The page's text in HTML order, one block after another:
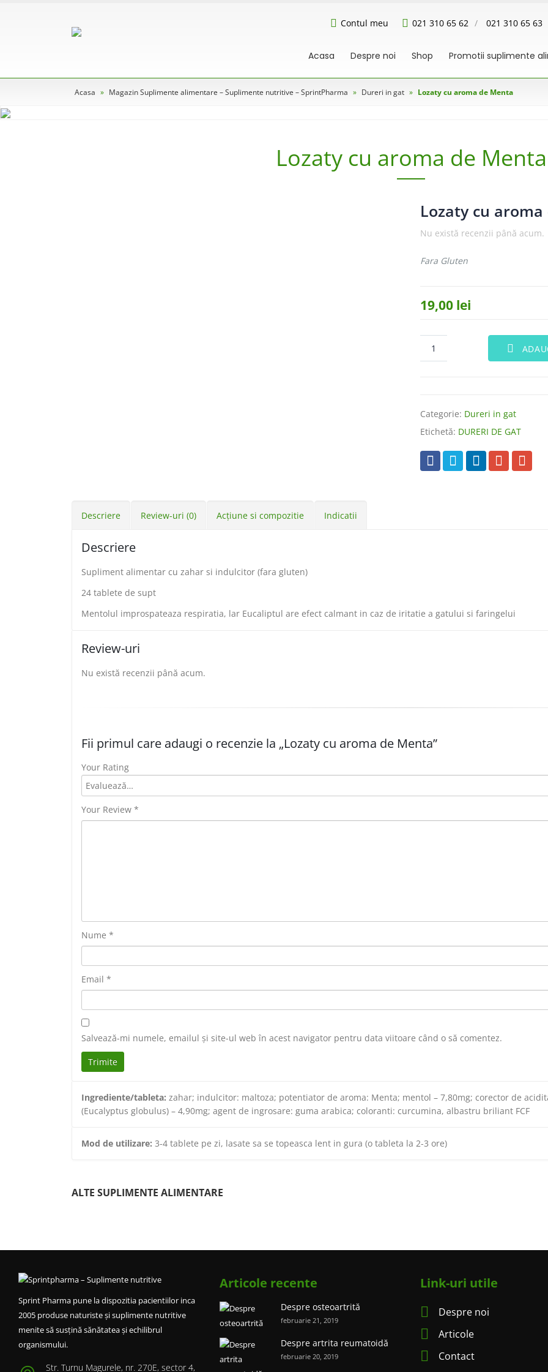
Contul meu 021 310 65 62 / 021 310 65 63
Acasa Despre noi Shop Promotii suplimente
Acasa » Magazin Suplimente alimentare – Suplimente nutritive – SprintPharma » Dureri in gat » Lozaty cu aroma de Menta
Lozaty cu aroma de Menta
Lozaty cu
Nu există recenzii până acum.
Fara Gluten
19,00 lei
Categorie: Dureri in gat
Etichetă: DURERI DE GAT
Descriere Review-uri (0) Acţiune si compozitie Indicatii
Descriere
Supliment alimentar cu zahar si indulcitor (fara gluten)
24 tablete de supt
Mentolul improspateaza respiratia, lar Eucaliptul are efect calmant in caz de iritatie a gatului si faringelui
Review-uri
Nu există recenzii până acum.
Fii primul care adaugi o recenzie la „Lozaty cu aroma de Menta”
Your Rating
Your Review *
Nume *
Email *
Salvează-mi numele, emailul și site-ul web în acest navigator pentru data viitoare când o să comentez.
Ingrediente/tableta: zahar; indulcitor: maltoza; potentiator de aroma: Menta; mentol – 7,80mg; corector de
(Eucalyptus globulus) – 4,90mg; agent de ingrosare: guma arabica; coloranti: curcumina, albastru briliant FCF
Mod de utilizare: 3-4 tablete pe zi, lasate sa se topeasca lent in gura (o tableta la 2-3 ore)
ALTE SUPLIMENTE ALIMENTARE
Sprint Pharma pune la dispozitia pacientiilor inca
2005 produse naturiste și suplimente nutritive
menite să susțină sănătatea și echilibrul
organismului.
Str. Turnu Magurele, nr. 270E, sector 4,
Articole recente
Despre osteoartrită
februarie 21, 2019
Despre artrita reumatoidă
februarie 20, 2019
Link-uri utile
Despre noi
Articole
Contact